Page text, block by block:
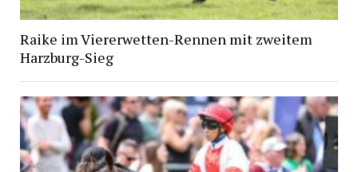
Raike im Viererwetten-Rennen mit zweitem
Harzburg-Sieg